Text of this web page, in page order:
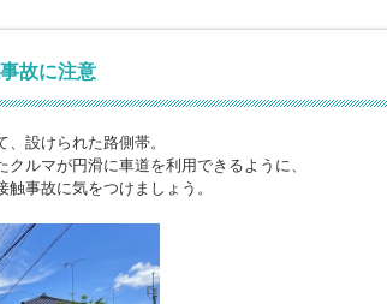
故に注意
設けられた路側帯。
ルマが円滑に車道を利用できるように、
事故に気をつけましょう。